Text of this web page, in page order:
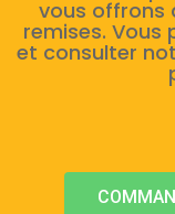
vous offrons
remises. Vous
et consulter